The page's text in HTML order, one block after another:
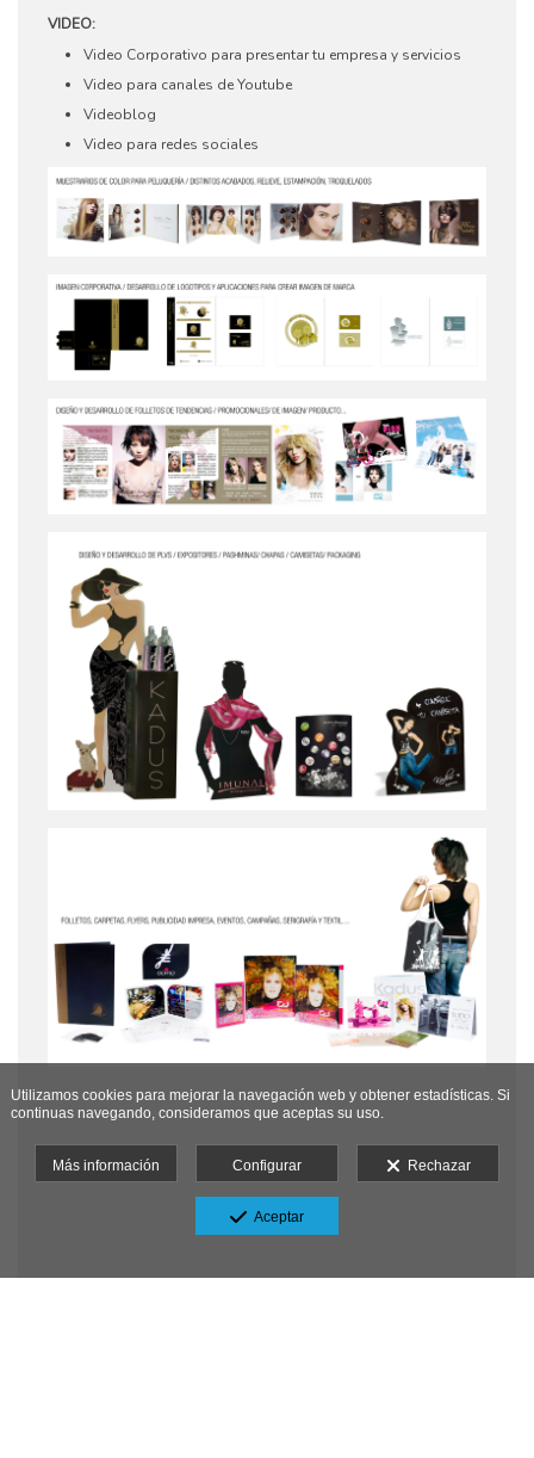
VIDEO:
Video Corporativo para presentar tu empresa y servicios
Video para canales de Youtube
Videoblog
Video para redes sociales
Utilizamos cookies para mejorar la navegación web y obtener estadísticas. Si
continuas navegando, consideramos que aceptas su uso.
Más información Configurar Rechazar
Aceptar